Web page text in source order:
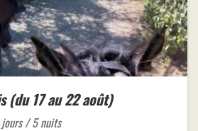
(du 17 au 22 août)
/ 5 nuits